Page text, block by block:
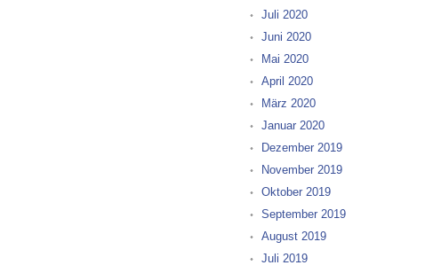
Juli 2020
Juni 2020
Mai 2020
April 2020
März 2020
Januar 2020
Dezember 2019
November 2019
Oktober 2019
September 2019
August 2019
Juli 2019